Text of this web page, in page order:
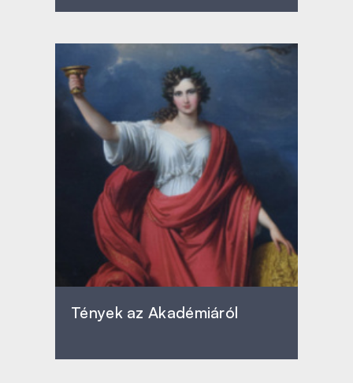
Tények az Akadémiáról